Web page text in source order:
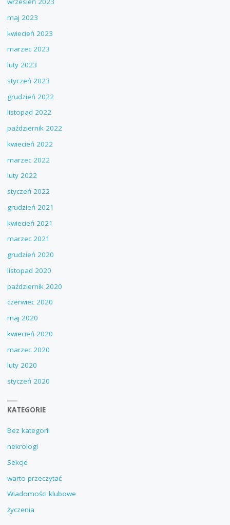
maj 2023
kwiecień 2023
marzec 2023
luty 2023
styczeń 2023
grudzień 2022
listopad 2022
październik 2022
kwiecień 2022
marzec 2022
luty 2022
styczeń 2022
grudzień 2021
kwiecień 2021
marzec 2021
grudzień 2020
listopad 2020
październik 2020
czerwiec 2020
maj 2020
kwiecień 2020
marzec 2020
luty 2020
styczeń 2020
KATEGORIE
Bez kategorii
nekrologi
Sekcje
warto przeczytać
Wiadomości klubowe
życzenia